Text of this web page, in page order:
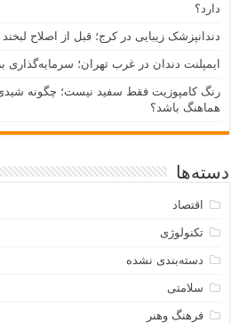
دارد؟
دندانپزشک زیبایی در کرج؛ قبل از اصلاح لبخند
ایمپلنت دندان در غرب تهران؛ سرمایه‌گذاری
رنگ کامپوزیت فقط سفید نیست؛ چگونه شیدی
هماهنگ باشد؟
دسته‌ها
اقتصاد
تکنولوژی
دسته‌بندی نشده
سلامتی
فرهنگ وهنر